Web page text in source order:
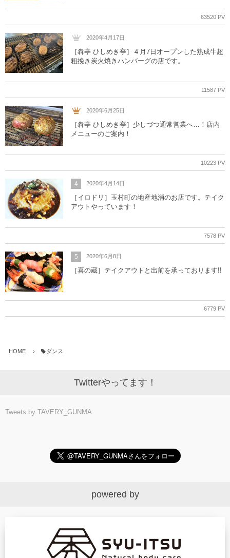
63520 PV
2020年4月17日
［犇亭 ひしめき亭］４月7日オープンした熟成牛超
粗挽き炭火焼きハンバーグの店です。
11587 PV
2020年6月25日
［犇亭 ひしめき亭］少しづつ通常営業へ…！店内
メニューのご案内！
10223 PV
4 2020年4月14日
［イロドリ］玉村町の地産地消のお店です。テイク
アウトやっています！
7578 PV
5 2020年6月8日
［喜の蔵］テイクアウトと出前を承っております!!
6779 PV
HOME ダンス
Twitterやってます！
Tweets by TAVERY_GUNMA
powered by